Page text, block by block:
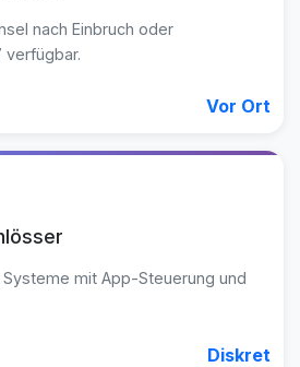
nach Einbruch oder
verfügbar.
Vor Ort
mit App-Steuerung und
Diskret